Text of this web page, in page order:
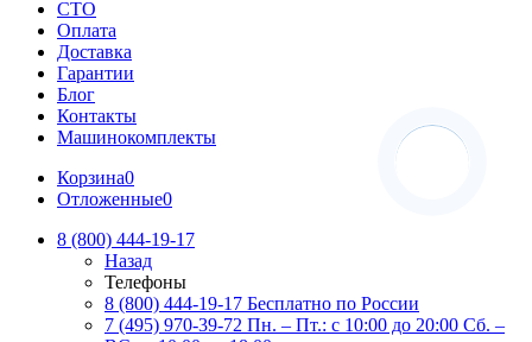
СТО
Оплата
Доставка
Гарантии
Блог
Контакты
Машинокомплекты
Корзина0
Отложенные0
8 (800) 444-19-17
Назад
Телефоны
8 (800) 444-19-17 Бесплатно по России
7 (495) 970-39-72 Пн. – Пт.: с 10:00 до 20:00 Сб. –